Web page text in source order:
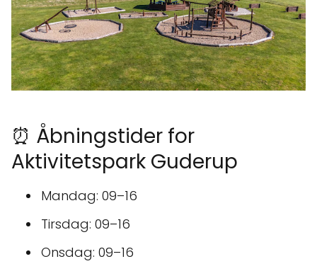
⏰ Åbningstider for
Aktivitetspark Guderup
Mandag: 09–16
Tirsdag: 09–16
Onsdag: 09–16